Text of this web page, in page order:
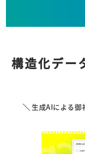
構造化デー
生成AIによる御